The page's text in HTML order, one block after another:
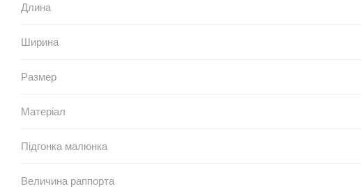
Длина
Ширина
Размер
Матеріал
Підгонка малюнка
Величина раппорта